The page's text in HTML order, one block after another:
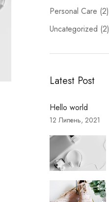
Personal Care (2)
Uncategorized (2)
Latest Post
Hello world
12 Липень, 2021